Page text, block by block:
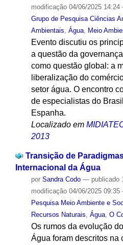
modificação04/06/2025 14:24
Grupo de Pesquisa Ciências
Ambientais Água, Meio
Evento discutiu os
a questão da
como questão global: a
liberalização do
setor água. O encontro
de especialistas do
Espanha.
Localizado em
2013
Transição de
Internacional da Água
por Sandra Codo — publicado
modificação04/06/2025 09:35
Pesquisa Meio Ambiente e
Recursos Naturais, Água, O
Os rumos da evolução
Água foram descritos na